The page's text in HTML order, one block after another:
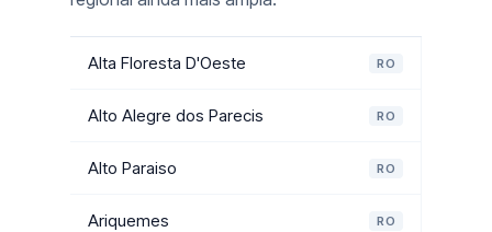
Alta Floresta D'Oeste RO
Alto Alegre dos Parecis RO
Alto Paraiso RO
Ariquemes RO